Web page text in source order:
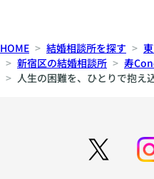
HOME 結婚相談所を探す
新宿区の結婚相談所
寿
人生の困難を、ひとりで抱え